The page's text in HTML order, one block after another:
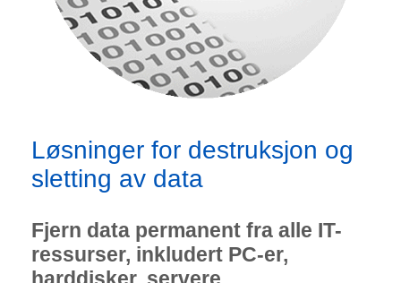
Løsninger for destruksjon og
sletting av data
Fjern data permanent fra alle IT-
ressurser, inkludert PC-er,
harddisker, servere,